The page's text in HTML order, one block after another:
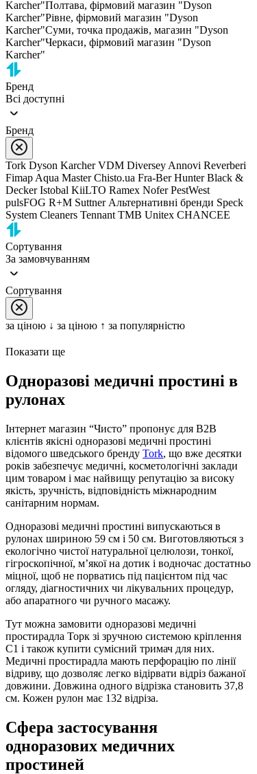
Karcher"Полтава, фірмовий магазин "Dyson
Karcher"Рівне, фірмовий магазин "Dyson
Karcher"Суми, точка продажів, магазин "Dyson
Karcher"Черкаси, фірмовий магазин "Dyson
Karcher"
Бренд
Всі доступні
Бренд
Tork Dyson Karcher VDM Diversey Annovi Reverberi
Fimap Aqua Master Chisto.ua Fra-Ber Hunter Black &
Decker Istobal KiiLTO Ramex Nofer PestWest
pulsFOG R+M Suttner Альтернативні бренди Speck
System Cleaners Tennant TMB Unitex CHANCEE
Сортування
За замовчуванням
Сортування
за цiною ↓ за цiною ↑ за популярністю
Показати ще
Одноразові медичні простині в
рулонах
Інтернет магазин “Чисто” пропонує для B2B
клієнтів якісні одноразові медичні простині
відомого шведського бренду Tork, що вже десятки
років забезпечує медичні, косметологічні заклади
цим товаром і має найвищу репутацію за високу
якість, зручність, відповідність міжнародним
санітарним нормам.
Одноразові медичні простині випускаються в
рулонах шириною 59 см і 50 см. Виготовляються з
екологічно чистої натуральної целюлози, тонкої,
гігроскопічної, м’якої на дотик і водночас достатньо
міцної, щоб не порватись під пацієнтом під час
огляду, діагностичних чи лікувальних процедур,
або апаратного чи ручного масажу.
Тут можна замовити одноразові медичні
простирадла Торк зі зручною системою кріплення
С1 і також купити сумісний тримач для них.
Медичні простирадла мають перфорацію по лінії
відриву, що дозволяє легко відірвати відріз бажаної
довжини. Довжина одного відрізка становить 37,8
см. Кожен рулон має 132 відріза.
Сфера застосування
одноразових медичних
простиней